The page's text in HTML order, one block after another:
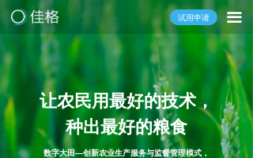
끀
试用申请
让农民用最好的技术，
种出最好的粮食
数字大田—创新农业生产服务与监督管理模式，